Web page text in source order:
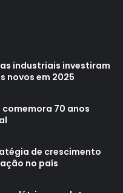
industriais investiram
novos em 2025
70 anos
de crescimento
no país